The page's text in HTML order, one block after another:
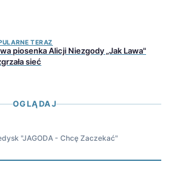
TERAZ
piosenka Alicji Niezgody „Jak Lawa"
sieć
OGLĄDAJ
"JAGODA - Chcę Zaczekać"